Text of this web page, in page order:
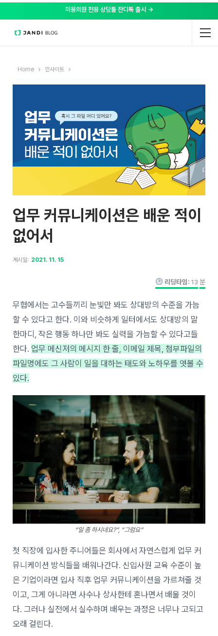
미용의원 전용 상담툴 잔디톡 출시 →
Home 인사이트
업무 커뮤니케이션은 배운 적이
없어서
게시일: 2021. 11. 15
리딩타임: 13 분
무협에서는 고수들끼리 눈빛만 봐도 상대방의 수준을 가늠
할 수 있다고 한다. 이와 비슷하게 일터에서도 상대방의 말
한마디, 작은 행동 하나만 봐도 실력을 가늠할 수 있다고들
한다. 업무 메신저의 메시지 한 줄, 이메일 제목, 첨부파일의
파일명에도 그 사람이 일을 대하는 태도와 노하우를 엿볼 수
있다.
“일 좀 하시네요?”, “그럼요”
첫 직장에 입사한 주니어들은 회사에서 자연스럽게 업무 커
뮤니케이션 방식들을 배워나간다. 신입사원 교육 수준이 높
은 기업이라면 입사 직후 업무 커뮤니케이션을 가르쳐줄 것
이고, 그게 아니라면 사수나 상사한테 혼나면서 배울 것이
다. 그러나 실전에서 실수하며 배우는 과정은 너무나 고되고
오래 걸린다.